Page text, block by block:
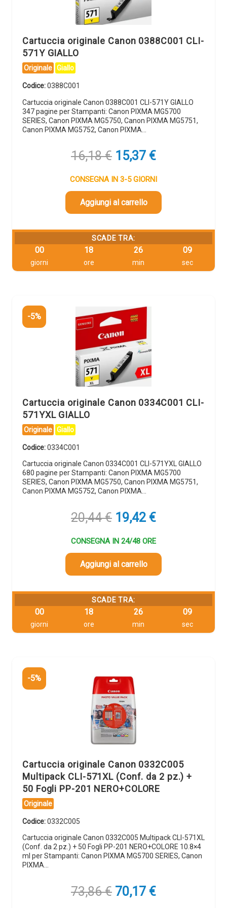
Cartuccia originale Canon 0388C001 CLI-
571Y GIALLO
Originale Giallo
Codice:0388C001
Cartuccia originale Canon 0388C001 CLI-571Y GIALLO
347 pagine per Stampanti: Canon PIXMA MG5700
SERIES, Canon PIXMA MG5750, Canon PIXMA MG5751,
Canon PIXMA MG5752, Canon PIXMA…
16,18€ Il
originale
era:
16,18 €.
15,37 €Il
attuale
è:
CONSEGNA IN 3-5 GIORNI
Aggiungi al carrello
SCADE TRA:
00
giorni
18
ore
26
min
08
sec
-5%
Cartuccia originale Canon 0334C001 CLI-
571YXL GIALLO
Originale Giallo
Codice:0334C001
Cartuccia originale Canon 0334C001 CLI-571YXL GIALLO
680 pagine per Stampanti: Canon PIXMA MG5700
SERIES, Canon PIXMA MG5750, Canon PIXMA MG5751,
Canon PIXMA MG5752, Canon PIXMA…
20,44€ Il
originale
era:
20,44 €.
19,42 €Il
attuale
è:
CONSEGNA IN 24/48 ORE
Aggiungi al carrello
SCADE TRA:
00
giorni
18
ore
26
min
08
sec
-5%
Cartuccia originale Canon 0332C005
Multipack CLI-571XL (Conf. da 2 pz.) +
50 Fogli PP-201 NERO+COLORE
Originale
Codice:0332C005
Cartuccia originale Canon 0332C005 Multipack CLI-571XL
(Conf. da 2 pz.) + 50 Fogli PP-201 NERO+COLORE 10.8×4
ml per Stampanti: Canon PIXMA MG5700 SERIES, Canon
PIXMA…
73,86€ Il
prezzo
70,17 €Il